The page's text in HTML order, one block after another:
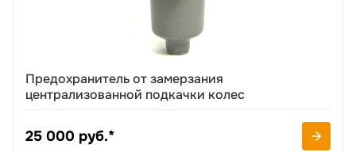
Предохранитель от замерзания
централизованной подкачки колес
25 000 руб.*